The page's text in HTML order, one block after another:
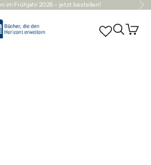
im Frühjahr 2026 – jetzt bestellen! Vor
Verlag Suche